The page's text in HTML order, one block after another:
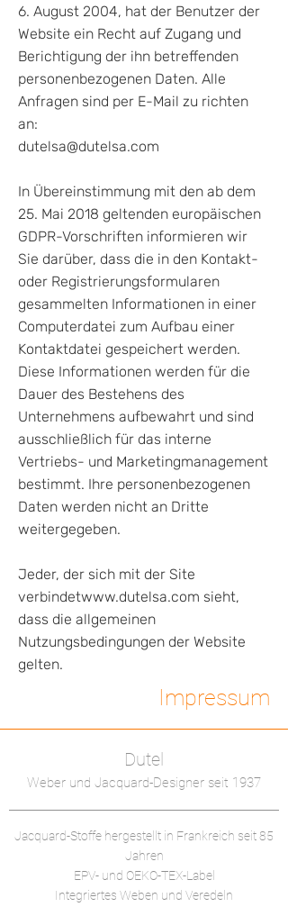
6. August 2004, hat der Benutzer der
Website ein Recht auf Zugang und
Berichtigung der ihn betreffenden
personenbezogenen Daten. Alle
Anfragen sind per E-Mail zu richten
an:
dutelsa@dutelsa.com
In Übereinstimmung mit den ab dem
25. Mai 2018 geltenden europäischen
GDPR-Vorschriften informieren wir
Sie darüber, dass die in den Kontakt-
oder Registrierungsformularen
gesammelten Informationen in einer
Computerdatei zum Aufbau einer
Kontaktdatei gespeichert werden.
Diese Informationen werden für die
Dauer des Bestehens des
Unternehmens aufbewahrt und sind
ausschließlich für das interne
Vertriebs- und Marketingmanagement
bestimmt. Ihre personenbezogenen
Daten werden nicht an Dritte
weitergegeben.
Jeder, der sich mit der Site
verbindetwww.dutelsa.com sieht,
dass die allgemeinen
Nutzungsbedingungen der Website
gelten.
Impressum
Dutel
Weber und Jacquard-Designer seit 1937
Jacquard-Stoffe hergestellt in Frankreich seit 85
Jahren
EPV- und OEKO-TEX-Label
Integriertes Weben und Veredeln